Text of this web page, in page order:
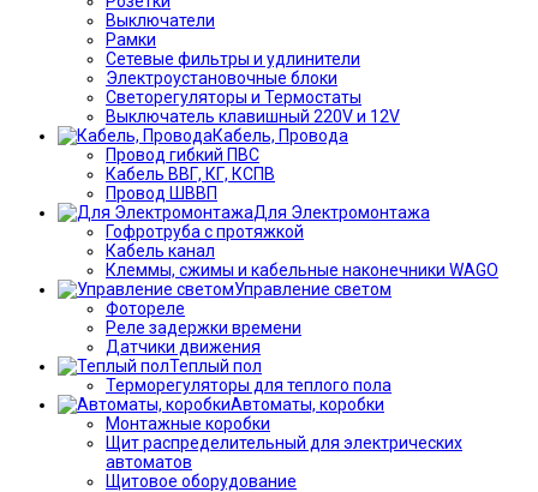
Выключатели
Рамки
Сетевые фильтры и удлинители
Электроустановочные блоки
Светорегуляторы и Термостаты
Выключатель клавишный 220V и 12V
Кабель, Провода
Провод гибкий ПВС
Кабель ВВГ, КГ, КСПВ
Провод ШВВП
Для Электромонтажа
Гофротруба с протяжкой
Кабель канал
Клеммы, сжимы и кабельные наконечники WAGO
Управление светом
Фотореле
Реле задержки времени
Датчики движения
Теплый пол
Терморегуляторы для теплого пола
Автоматы, коробки
Монтажные коробки
Щит распределительный для электрических
автоматов
Щитовое оборудование